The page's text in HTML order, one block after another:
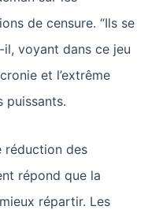
de censure. “Ils se
il, voyant dans ce jeu
et l’extrême
puissants.
réduction des
répond que la
répartir. Les